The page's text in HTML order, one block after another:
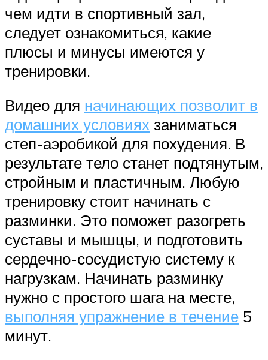
чем идти в спортивный зал,
следует ознакомиться, какие
плюсы и минусы имеются у
тренировки.
Видео для начинающих позволит в
домашних условиях заниматься
степ-аэробикой для похудения. В
результате тело станет подтянутым,
стройным и пластичным. Любую
тренировку стоит начинать с
разминки. Это поможет разогреть
суставы и мышцы, и подготовить
сердечно-сосудистую систему к
нагрузкам. Начинать разминку
нужно с простого шага на месте,
выполняя упражнение в течение 5
минут.